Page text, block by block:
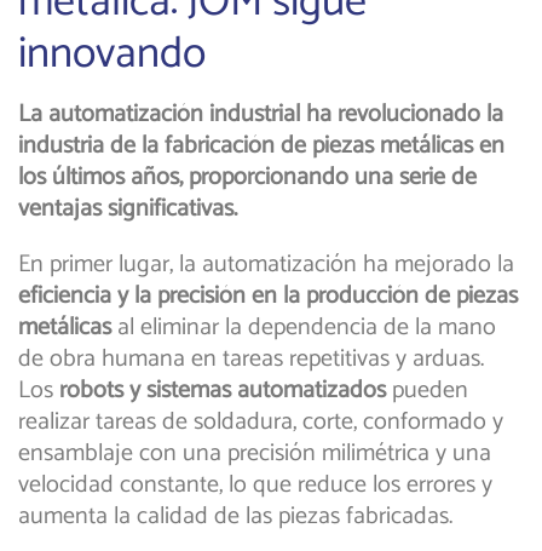
innovando
La automatización industrial ha revolucionado la
industria de la fabricación de piezas metálicas en
los últimos años, proporcionando una serie de
ventajas significativas.
En primer lugar, la automatización ha mejorado la
eficiencia y la precisión en la producción de piezas
metálicasal eliminar la dependencia de la mano
de obra humana en tareas repetitivas y arduas.
Losrobots y sistemas automatizadospueden
realizar tareas de soldadura, corte, conformado y
ensamblaje con una precisión milimétrica y una
velocidad constante, lo que reduce los errores y
aumenta la calidad de las piezas fabricadas.